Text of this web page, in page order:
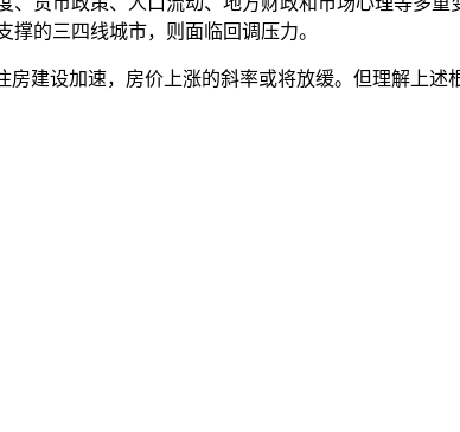
的三四线城市，则面临回调压力。
建设加速，房价上涨的斜率或将放缓。但理解上述